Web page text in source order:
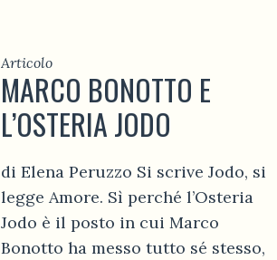
Articolo
MARCO BONOTTO E
L’OSTERIA JODO
di Elena Peruzzo Si scrive Jodo, si
legge Amore. Sì perché l’Osteria
Jodo è il posto in cui Marco
Bonotto ha messo tutto sé stesso,